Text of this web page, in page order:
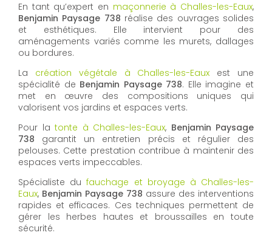
En tant qu’expert en maçonnerie à Challes-les-Eaux,
Benjamin Paysage 738 réalise des ouvrages solides
et esthétiques. Elle intervient pour des
aménagements variés comme les murets, dallages
ou bordures.
La création végétale à Challes-les-Eaux est une
spécialité de Benjamin Paysage 738. Elle imagine et
met en œuvre des compositions uniques qui
valorisent vos jardins et espaces verts.
Pour la tonte à Challes-les-Eaux, Benjamin Paysage
738 garantit un entretien précis et régulier des
pelouses. Cette prestation contribue à maintenir des
espaces verts impeccables.
Spécialiste dufauchage et broyage à Challes-les-
Eaux, Benjamin Paysage 738 assure des interventions
rapides et efficaces. Ces techniques permettent de
gérer les herbes hautes et broussailles en toute
sécurité.